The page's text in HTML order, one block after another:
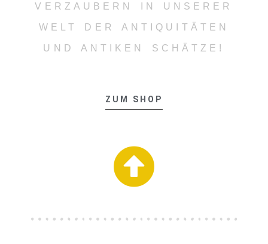
VERZAUBERN IN UNSERER
WELT DER ANTIQUITÄTEN
UND ANTIKEN SCHÄTZE!
ZUM SHOP